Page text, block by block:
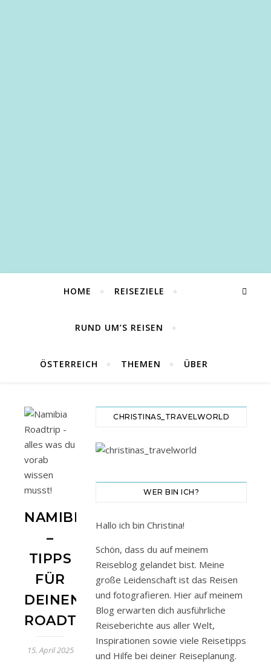
HOME REISEZIELE
RUND UM’S REISEN
ÖSTERREICH THEMEN ÜBER
NAMIBIA
–
TIPPS
FÜR
DEINEN
ROADTRIP
15. April 2025
CHRISTINAS_TRAVELWORLD
WER BIN ICH?
Hallo ich bin Christina!
Schön, dass du auf meinem
Reiseblog gelandet bist. Meine
große Leidenschaft ist das Reisen
und fotografieren. Hier auf meinem
Blog erwarten dich ausführliche
Reiseberichte aus aller Welt,
Inspirationen sowie viele Reisetipps
und Hilfe bei deiner Reiseplanung.